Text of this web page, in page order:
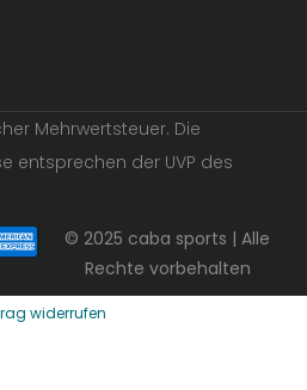
Mehrwertsteuer. Die
entsprechen der UVP des
© 2025 caba sports | Alle
Rechte vorbehalten
widerrufen